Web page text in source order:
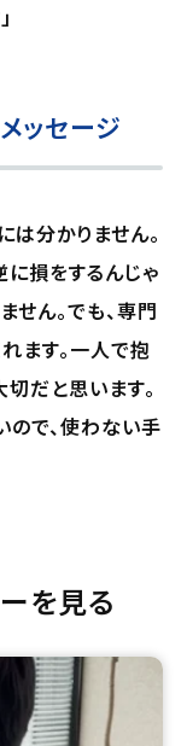
ッセージ
分かりません。
損をするんじゃ
ん。でも、専門
ます。一人で抱
だと思います。
で、使わない手
を見る